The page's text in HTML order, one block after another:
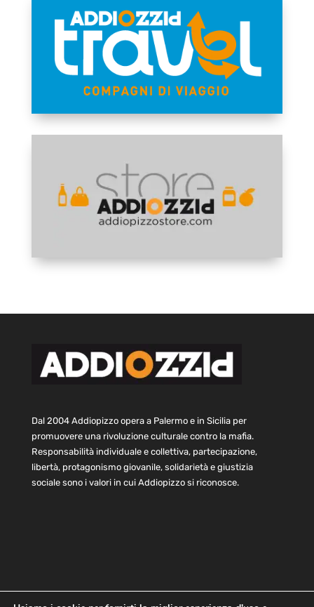
Dal 2004 Addiopizzo opera a Palermo e in Sicilia per
promuovere una rivoluzione culturale contro la mafia.
Responsabilità individuale e collettiva, partecipazione,
libertà, protagonismo giovanile, solidarietà e giustizia
sociale sono i valori in cui Addiopizzo si riconosce.